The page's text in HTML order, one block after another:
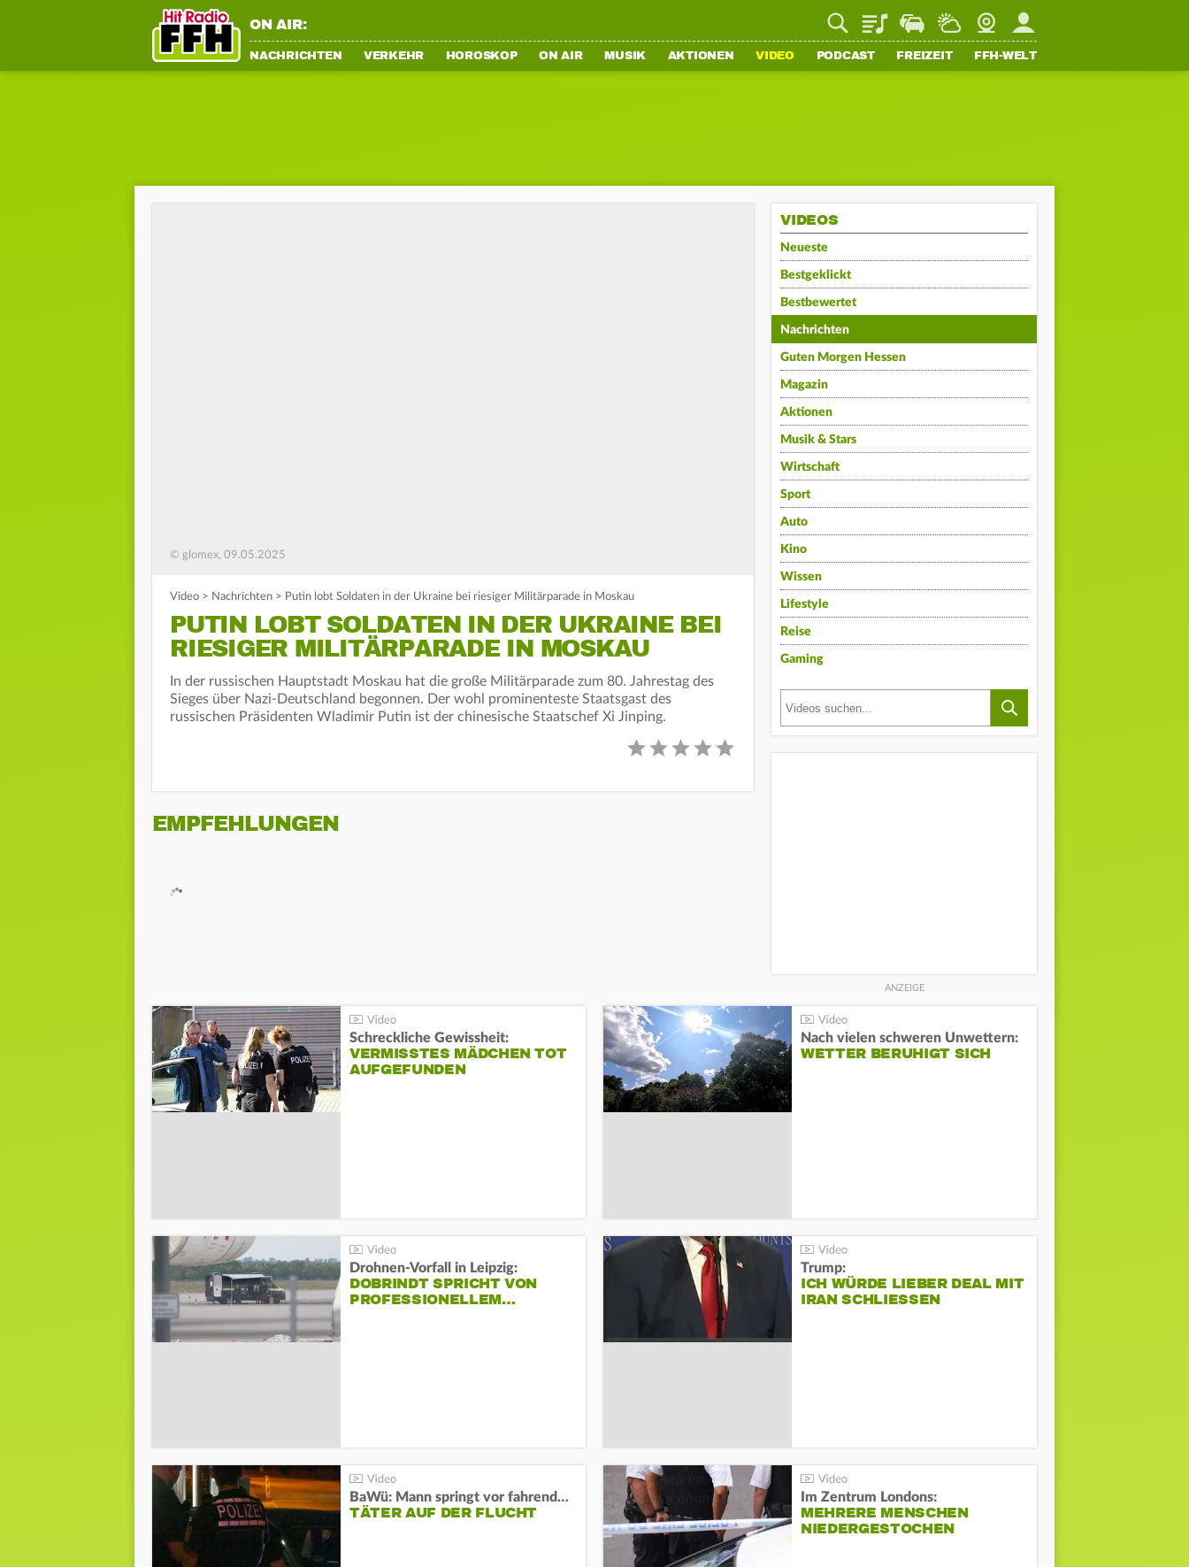
ON AIR: PlaylistStaupilotWetterWebcamMein FFH
NACHRICHTEN VERKEHR HOROSKOP ON AIR MUSIK AKTIONEN VIDEO PODCAST FREIZEIT FFH-WELT
© glomex, 09.05.2025
Video > Nachrichten > Putin lobt Soldaten in der Ukraine bei riesiger Militärparade in Moskau
PUTIN LOBT SOLDATEN IN DER UKRAINE BEI
RIESIGER MILITÄRPARADE IN MOSKAU
In der russischen Hauptstadt Moskau hat die große Militärparade zum 80. Jahrestag des
Sieges über Nazi-Deutschland begonnen. Der wohl prominenteste Staatsgast des
russischen Präsidenten Wladimir Putin ist der chinesische Staatschef Xi Jinping.
EMPFEHLUNGEN
VIDEOS
Neueste
Bestgeklickt
Bestbewertet
Nachrichten
Guten Morgen Hessen
Magazin
Aktionen
Musik & Stars
Wirtschaft
Sport
Auto
Kino
Wissen
Lifestyle
Reise
Gaming
Schreckliche Gewissheit:
VERMISSTES MÄDCHEN TOT
AUFGEFUNDEN
Nach vielen schweren Unwettern:
WETTER BERUHIGT SICH
Drohnen-Vorfall in Leipzig:
DOBRINDT SPRICHT VON
PROFESSIONELLEM…
Trump:
ICH WÜRDE LIEBER DEAL MIT
IRAN SCHLIESSEN
BaWü: Mann springt vor fahrendes Auto und schießt
TÄTER AUF DER FLUCHT
Im Zentrum Londons:
MEHRERE MENSCHEN
NIEDERGESTOCHEN